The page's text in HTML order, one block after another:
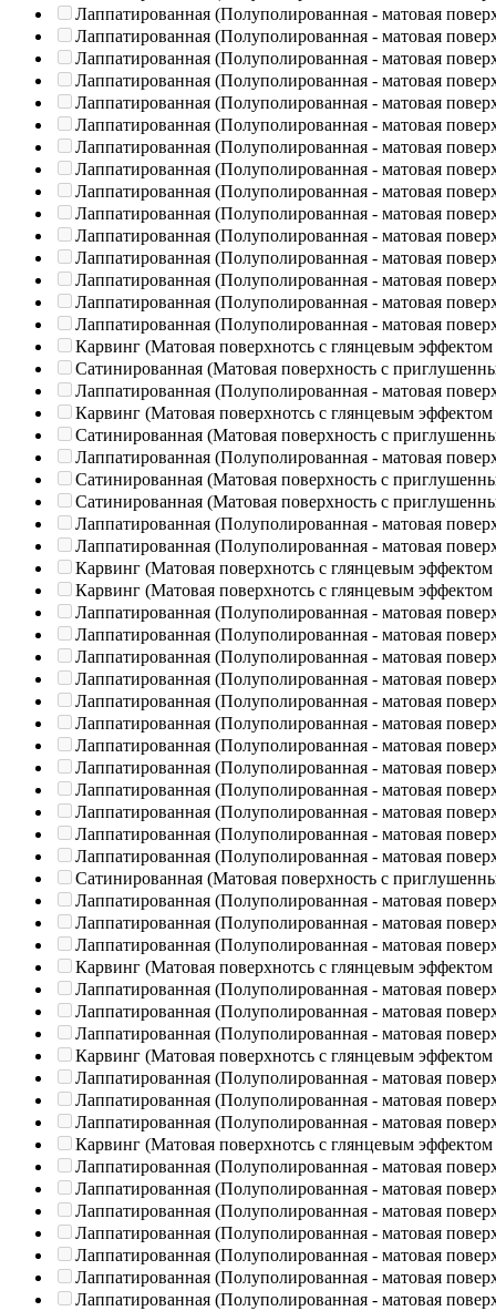
Лаппатированная (Полуполированная - матовая
Лаппатированная (Полуполированная - матовая
Лаппатированная (Полуполированная - матовая
Лаппатированная (Полуполированная - матовая
Лаппатированная (Полуполированная - матовая
Лаппатированная (Полуполированная - матовая
Лаппатированная (Полуполированная - матовая
Лаппатированная (Полуполированная - матовая
Лаппатированная (Полуполированная - матовая
Лаппатированная (Полуполированная - матовая
Лаппатированная (Полуполированная - матовая
Лаппатированная (Полуполированная - матовая
Лаппатированная (Полуполированная - матовая
Лаппатированная (Полуполированная - матовая
Лаппатированная (Полуполированная - матовая
Карвинг (Матовая поверхнотсь с глянцевым эффектом
Сатинированная (Матовая поверхность с
Лаппатированная (Полуполированная - матовая
Карвинг (Матовая поверхнотсь с глянцевым эффектом
Сатинированная (Матовая поверхность с
Лаппатированная (Полуполированная - матовая
Сатинированная (Матовая поверхность с
Сатинированная (Матовая поверхность с
Лаппатированная (Полуполированная - матовая
Лаппатированная (Полуполированная - матовая
Карвинг (Матовая поверхнотсь с глянцевым эффектом
Карвинг (Матовая поверхнотсь с глянцевым эффектом
Лаппатированная (Полуполированная - матовая
Лаппатированная (Полуполированная - матовая
Лаппатированная (Полуполированная - матовая
Лаппатированная (Полуполированная - матовая
Лаппатированная (Полуполированная - матовая
Лаппатированная (Полуполированная - матовая
Лаппатированная (Полуполированная - матовая
Лаппатированная (Полуполированная - матовая
Лаппатированная (Полуполированная - матовая
Лаппатированная (Полуполированная - матовая
Лаппатированная (Полуполированная - матовая
Лаппатированная (Полуполированная - матовая
Сатинированная (Матовая поверхность с
Лаппатированная (Полуполированная - матовая
Лаппатированная (Полуполированная - матовая
Лаппатированная (Полуполированная - матовая
Карвинг (Матовая поверхнотсь с глянцевым эффектом
Лаппатированная (Полуполированная - матовая
Лаппатированная (Полуполированная - матовая
Лаппатированная (Полуполированная - матовая
Карвинг (Матовая поверхнотсь с глянцевым эффектом
Лаппатированная (Полуполированная - матовая
Лаппатированная (Полуполированная - матовая
Лаппатированная (Полуполированная - матовая
Карвинг (Матовая поверхнотсь с глянцевым эффектом
Лаппатированная (Полуполированная - матовая
Лаппатированная (Полуполированная - матовая
Лаппатированная (Полуполированная - матовая
Лаппатированная (Полуполированная - матовая
Лаппатированная (Полуполированная - матовая
Лаппатированная (Полуполированная - матовая
Лаппатированная (Полуполированная - матовая